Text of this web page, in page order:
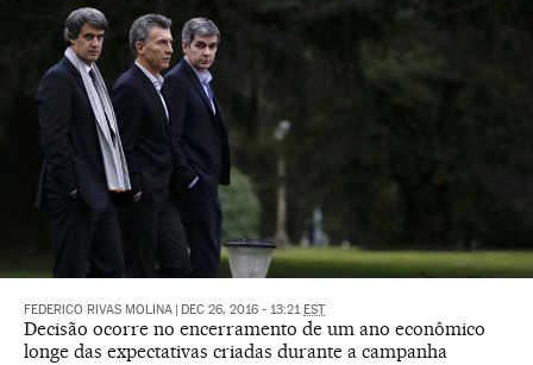
FEDERICO RIVAS MOLINA DEC 26, 2016 - 13:21 EST
Decisão ocorre no encerramento de um ano econômico
longe das expectativas criadas durante a campanha